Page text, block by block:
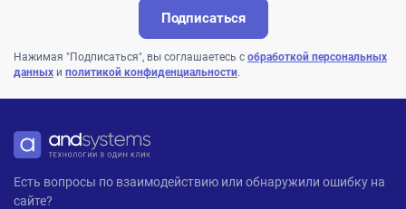
Подписаться
Нажимая "Подписаться", вы соглашаетесь с обработкой персональных
данных и политикой конфиденциальности.
ANDPRO
Есть вопросы по взаимодействию или обнаружили ошибку на
сайте?